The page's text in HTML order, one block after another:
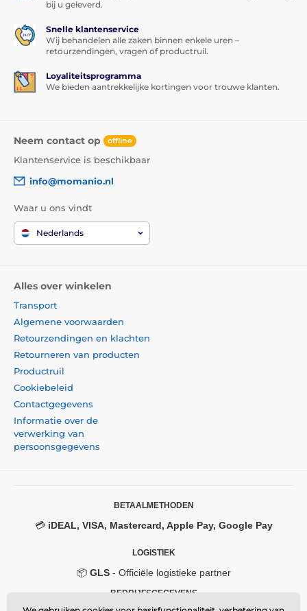
bij u geleverd.
Snelle klantenservice
Wij behandelen alle zaken binnen enkele uren –
retourzendingen, vragen of productruil.
Loyaliteitsprogramma
We bieden aantrekkelijke kortingen voor trouwe klanten.
Neem contact op offline
Klantenservice is beschikbaar
info@momanio.nl
Waar u ons vindt
Nederlands
Alles over winkelen
Transport
Algemene voorwaarden
Retourzendingen en klachten
Retourneren van producten
Productruil
Cookiebeleid
Contactgegevens
Informatie over de
verwerking van
persoonsgegevens
BETAALMETHODEN
💳 iDEAL, VISA, Mastercard, Apple Pay, Google Pay
LOGISTIEK
📦 GLS- Officiële logistieke partner
BEDRIJFSGEGEVENS